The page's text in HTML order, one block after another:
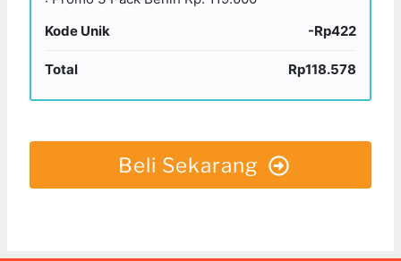
Kode Unik -Rp422
Total Rp118.578
Beli Sekarang